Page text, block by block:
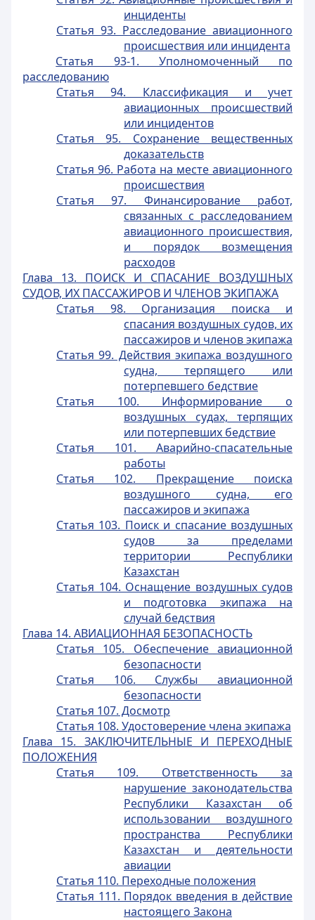
инциденты
Статья 93. Расследование авиационного
происшествия или инцидента
Статья 93-1. Уполномоченный по
расследованию
Статья 94. Классификация и учет
авиационных происшествий
или инцидентов
Статья 95. Сохранение вещественных
доказательств
Статья 96. Работа на месте авиационного
происшествия
Статья 97. Финансирование работ,
связанных с расследованием
авиационного происшествия,
и порядок возмещения
расходов
Глава 13. ПОИСК И СПАСАНИЕ ВОЗДУШНЫХ
СУДОВ, ИХ ПАССАЖИРОВ И ЧЛЕНОВ ЭКИПАЖА
Статья 98. Организация поиска и
спасания воздушных судов, их
пассажиров и членов экипажа
Статья 99. Действия экипажа воздушного
судна, терпящего или
потерпевшего бедствие
Статья 100. Информирование о
воздушных судах, терпящих
или потерпевших бедствие
Статья 101. Аварийно-спасательные
работы
Статья 102. Прекращение поиска
воздушного судна, его
пассажиров и экипажа
Статья 103. Поиск и спасание воздушных
судов за пределами
территории Республики
Казахстан
Статья 104. Оснащение воздушных судов
и подготовка экипажа на
случай бедствия
Глава 14. АВИАЦИОННАЯ БЕЗОПАСНОСТЬ
Статья 105. Обеспечение авиационной
безопасности
Статья 106. Службы авиационной
безопасности
Статья 107. Досмотр
Статья 108. Удостоверение члена экипажа
Глава 15. ЗАКЛЮЧИТЕЛЬНЫЕ И ПЕРЕХОДНЫЕ
ПОЛОЖЕНИЯ
Статья 109. Ответственность за
нарушение законодательства
Республики Казахстан об
использовании воздушного
пространства Республики
Казахстан и деятельности
авиации
Статья 110. Переходные положения
Статья 111. Порядок введения в действие
настоящего Закона